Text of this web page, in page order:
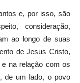
e, por isso, são
consideração,
ao longo de suas
de Jesus Cristo,
e na relação com os
de um lado, o povo